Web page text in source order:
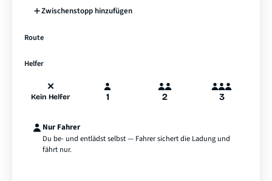
Zwischenstopp hinzufügen
Route
Helfer
✕
Kein Helfer 1 2 3
Nur Fahrer
Du be- und entlädst selbst — Fahrer sichert die Ladung und
fährt nur.